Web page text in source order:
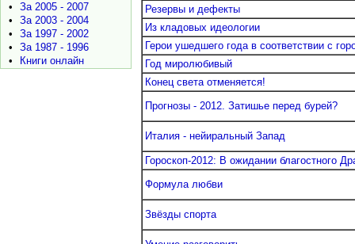
•
За 2005 - 2007
•
За 2003 - 2004
•
За 1997 - 2002
•
За 1987 - 1996
•
Книги онлайн
Резервы и дефекты
Из кладовых идеологии
Герои ушедшего года в соответствии с
Год миролюбивый
Конец света отменяется!
Прогнозы - 2012. Затишье перед бурей?
Италия - нейиральный Запад
Гороскоп-2012: В ожидании благостного
Формула любви
Звёзды спорта